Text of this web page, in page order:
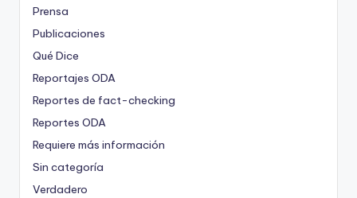
Prensa
Publicaciones
Qué Dice
Reportajes ODA
Reportes de fact-checking
Reportes ODA
Requiere más información
Sin categoría
Verdadero